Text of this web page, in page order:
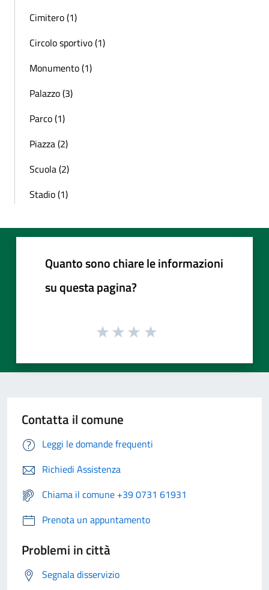
Cimitero (1)
Circolo sportivo (1)
Monumento (1)
Palazzo (3)
Parco (1)
Piazza (2)
Scuola (2)
Stadio (1)
Quanto sono chiare le informazioni
su questa pagina?
Contatta il comune
Leggi le domande frequenti
Richiedi Assistenza
Chiama il comune +39 0731 61931
Prenota un appuntamento
Problemi in città
Segnala disservizio